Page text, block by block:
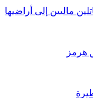
ماليين إلى أراضيها
هرمز